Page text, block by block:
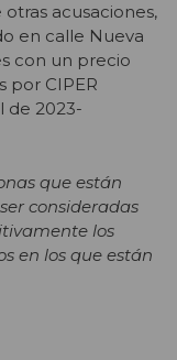
acusaciones,
en calle Nueva
con un precio
por CIPER
de 2023-
que están
consideradas
los
en los que están